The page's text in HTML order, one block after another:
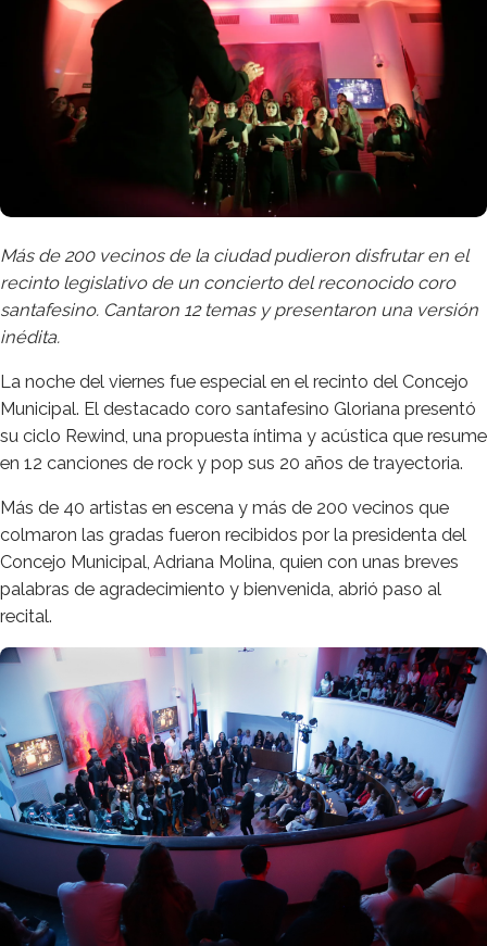
Más de 200 vecinos de la ciudad pudieron disfrutar en el
recinto legislativo de un concierto del reconocido coro
santafesino. Cantaron 12 temas y presentaron una versión
inédita.
La noche del viernes fue especial en el recinto del Concejo
Municipal. El destacado coro santafesino Gloriana presentó
su ciclo Rewind, una propuesta íntima y acústica que resume
en 12 canciones de rock y pop sus 20 años de trayectoria.
Más de 40 artistas en escena y más de 200 vecinos que
colmaron las gradas fueron recibidos por la presidenta del
Concejo Municipal, Adriana Molina, quien con unas breves
palabras de agradecimiento y bienvenida, abrió paso al
recital.